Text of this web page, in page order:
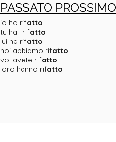
PASSATO PROSSIMO
io ho rifatto
tu hai rifatto
lui ha rifatto
noi abbiamo rifatto
voi avete rifatto
loro hanno rifatto